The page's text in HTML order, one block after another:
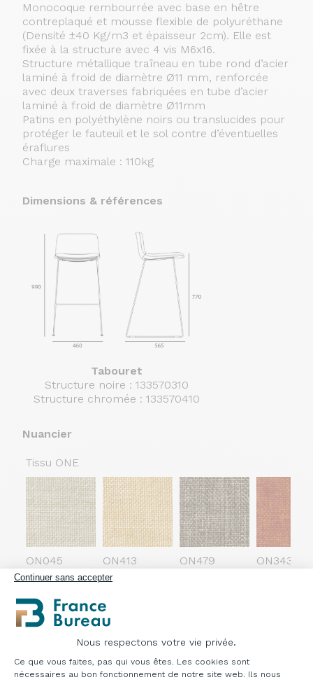
Continuer sans accepter
Nous respectons votre vie privée.
Plateforme de Gestion du Consentement :
Ce que vous faites, pas qui vous êtes. Les cookies sont
nécessaires au bon fonctionnement de notre site web. Ils nous
Monocoque rembourrée avec base en hêtre
contreplaqué et mousse flexible de polyuréthane
(Densité ±40 Kg/m3 et épaisseur 2cm). Elle est
fixée à la structure avec 4 vis M6x16.
Structure métallique traîneau en tube rond d’acier
laminé à froid de diamètre Ø11 mm, renforcée
avec deux traverses fabriquées en tube d’acier
laminé à froid de diamètre Ø11mm
Patins en polyéthylène noirs ou translucides pour
protéger le fauteuil et le sol contre d’éventuelles
éraflures
Charge maximale : 110kg
Dimensions & références
Tabouret
Structure noire : 133570310
Structure chromée : 133570410
Nuancier
Tissu ONE
ON045 ON413 ON479 ON343
Tissu LAVA